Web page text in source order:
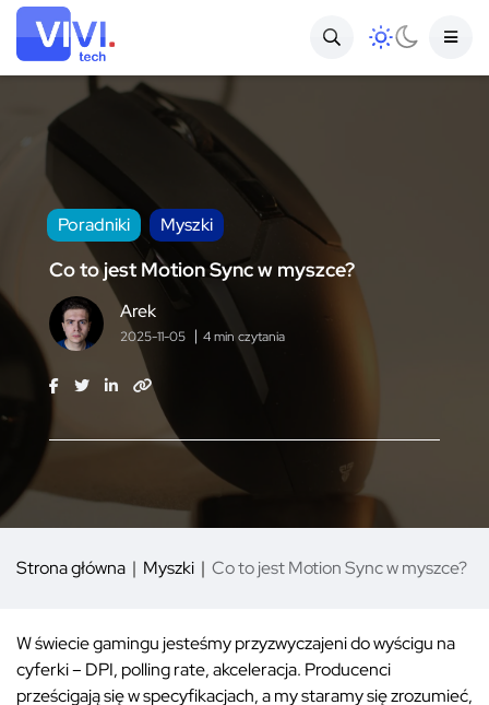
Poradniki Myszki
Co to jest Motion Sync w myszce?
Arek
2025-11-05 4 min czytania
Strona główna Myszki Co to jest Motion Sync w myszce?
W świecie gamingu jesteśmy przyzwyczajeni do wyścigu na
cyferki – DPI, polling rate, akceleracja. Producenci
prześcigają się w specyfikacjach, a my staramy się zrozumieć,